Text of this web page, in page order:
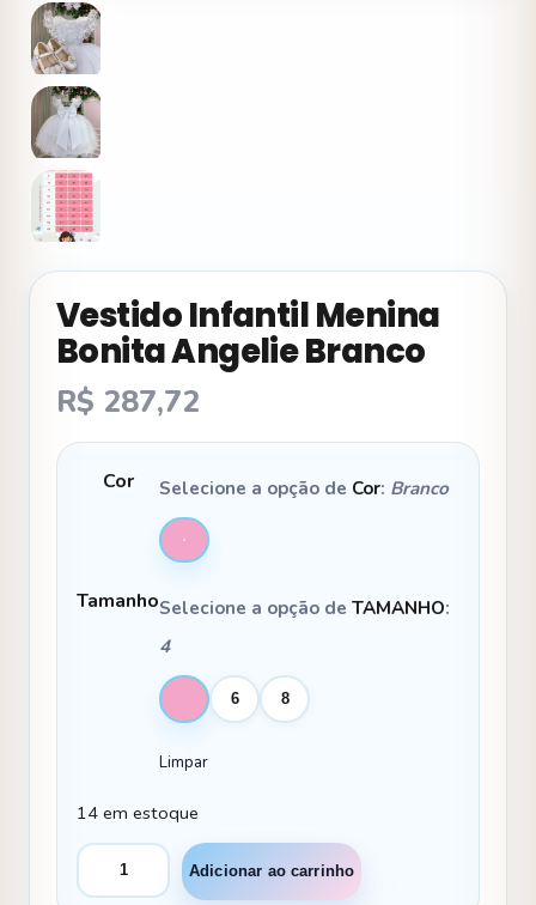
Vestido Infantil Menina
Bonita Angelie Branco
R$ 287,72
Cor Selecione a opção de Cor: Branco
TamanhoSelecione a opção de TAMANHO:
4
6 8
Limpar
14 em estoque
Vestido
Infantil
Adicionar ao carrinho